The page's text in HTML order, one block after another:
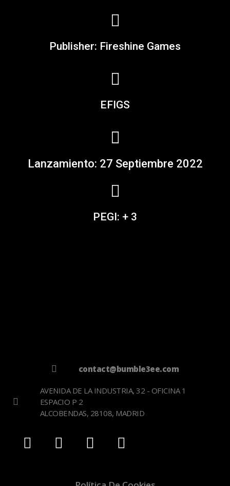
Publisher: Fireshine Games
EFIGS
Lanzamiento: 27 Septiembre 2022
PEGI: + 3
contact@bumble3ee.com
AVENIDA DE LA INDUSTRIA, 32 - OFICINA 1
ESPACIO P 2
ALCOBENDAS, 28108, MADRID